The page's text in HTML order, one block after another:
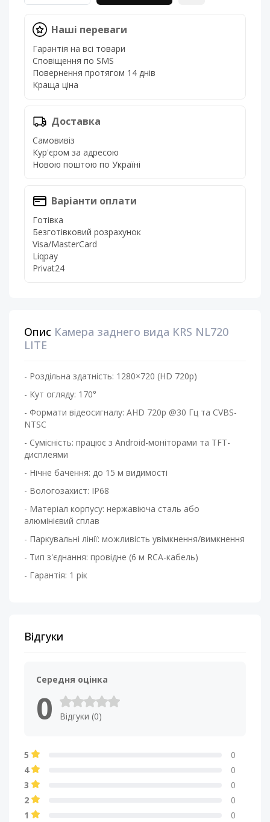
Наші переваги
Гарантія на всі товари
Сповіщення по SMS
Повернення протягом 14 днів
Краща ціна
Доставка
Самовивіз
Кур'єром за адресою
Новою поштою по Україні
Варіанти оплати
Готівка
Безготівковий розрахунок
Visa/MasterCard
Liqpay
Privat24
Опис Камера заднего вида KRS NL720
LITE
- Роздільна здатність: 1280×720 (HD 720p)
- Кут огляду: 170°
- Формати відеосигналу: AHD 720p @30 Гц та CVBS-
NTSC
- Сумісність: працює з Android-моніторами та TFT-
дисплеями
- Нічне бачення: до 15 м видимості
- Вологозахист: IP68
- Матеріал корпусу: нержавіюча сталь або
алюмінієвий сплав
- Паркувальні лінії: можливість увімкнення/вимкнення
- Тип з'єднання: провідне (6 м RCA-кабель)
- Гарантія: 1 рік
Відгуки
Середня оцінка
0 Відгуки (0)
5
0
4
0
3
0
2
0
1
0